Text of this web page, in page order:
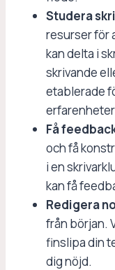
Studera
resurser för
kan delta i
skrivande
etablerade
Få
och få
i en
kan få
Redigera
från början.
finslipa din
dig nöjd.